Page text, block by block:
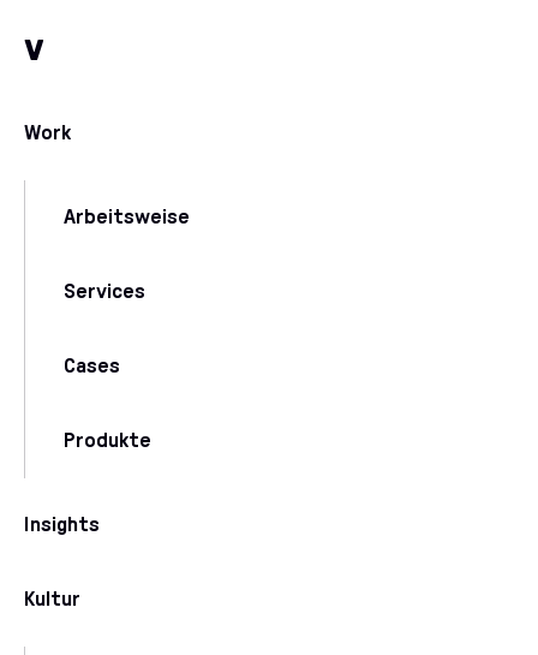
v
Work
Arbeitsweise
Services
Cases
Produkte
Insights
Kultur